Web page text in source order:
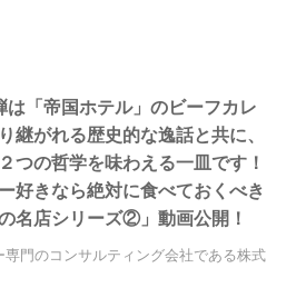
は「帝国ホテル」のビーフカレ
継がれる歴史的な逸話と共に、
つの哲学を味わえる一皿です！
ー好きなら絶対に食べておくべき
名店シリーズ②」動画公開！
門のコンサルティング会社である株式